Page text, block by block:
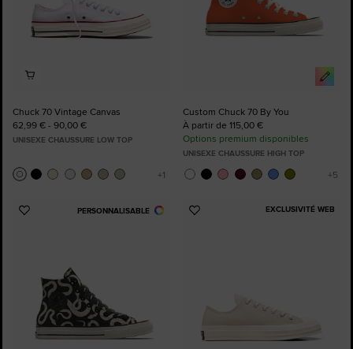
Chuck 70 Vintage Canvas
62,99 € - 90,00 €
UNISEXE CHAUSSURE LOW TOP
Custom Chuck 70 By You
À partir de 115,00 €
Options premium disponibles
UNISEXE CHAUSSURE HIGH TOP
PERSONNALISABLE
Ajouter
EXCLUSIVITÉ WEB
Ajouter